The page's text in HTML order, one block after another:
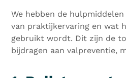
We hebben de
van praktijkervaring en wat
gebruikt wordt. Dit zijn de
bijdragen aan valpreventie,